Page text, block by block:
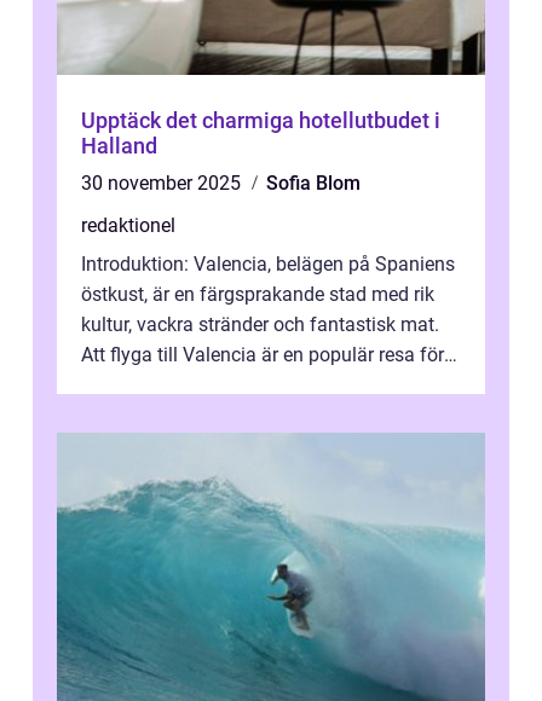
Upptäck det charmiga hotellutbudet i
Halland
30 november 2025
Sofia Blom
redaktionel
Introduktion: Valencia, belägen på Spaniens
östkust, är en färgsprakande stad med rik
kultur, vackra stränder och fantastisk mat.
Att flyga till Valencia är en populär resa för